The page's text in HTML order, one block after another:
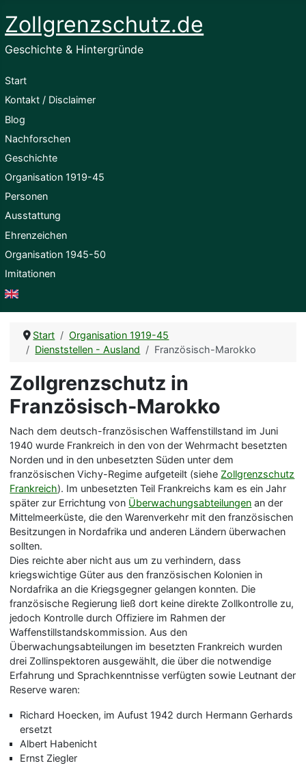
Zollgrenzschutz.de
Geschichte & Hintergründe
Start
Kontakt / Disclaimer
Blog
Nachforschen
Geschichte
Organisation 1919-45
Personen
Ausstattung
Ehrenzeichen
Organisation 1945-50
Imitationen
English
Start
Organisation 1919-45
Dienststellen - Ausland
Französisch-Marokko
Zollgrenzschutz in
Französisch-Marokko
Nach dem deutsch-französischen Waffenstillstand im Juni
1940 wurde Frankreich in den von der Wehrmacht besetzten
Norden und in den unbesetzten Süden unter dem
französischen Vichy-Regime aufgeteilt (sieheZollgrenzschutz
Frankreich). Im unbesetzten Teil Frankreichs kam es ein Jahr
später zur Errichtung von Überwachungsabteilungen an der
Mittelmeerküste, die den Warenverkehr mit den französischen
Besitzungen in Nordafrika und anderen Ländern überwachen
sollten.
Dies reichte aber nicht aus um zu verhindern, dass
kriegswichtige Güter aus den französischen Kolonien in
Nordafrika an die Kriegsgegner gelangen konnten. Die
französische Regierung ließ dort keine direkte Zollkontrolle zu,
jedoch Kontrolle durch Offiziere im Rahmen der
Waffenstillstandskommission. Aus den
Überwachungsabteilungen im besetzten Frankreich wurden
drei Zollinspektoren ausgewählt, die über die notwendige
Erfahrung und Sprachkenntnisse verfügten sowie Leutnant der
Reserve waren:
Richard Hoecken, im Aufust 1942 durch Hermann Gerhards
ersetzt
Albert Habenicht
Ernst Ziegler